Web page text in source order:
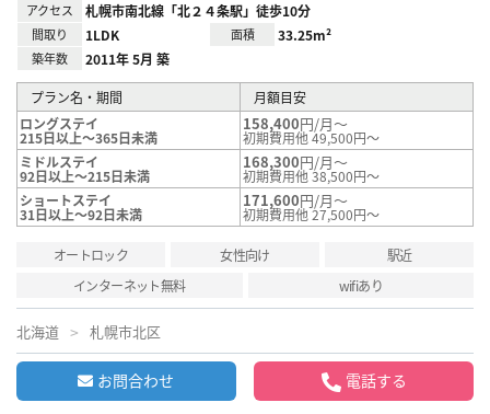
アクセス 札幌市南北線「北２４条駅」徒歩10分
間取り 1LDK 面積 33.25m²
築年数 2011年 5月 築
プラン名・期間
月額目安
ロングステイ
215日以上～365日未満
158,400円/月～
初期費用他 49,500円～
ミドルステイ
92日以上～215日未満
168,300円/月～
初期費用他 38,500円～
ショートステイ
31日以上～92日未満
171,600円/月～
初期費用他 27,500円～
オートロック 女性向け
駅近
インターネット無料
wifiあり
北海道 札幌市北区
お問合わせ 電話する